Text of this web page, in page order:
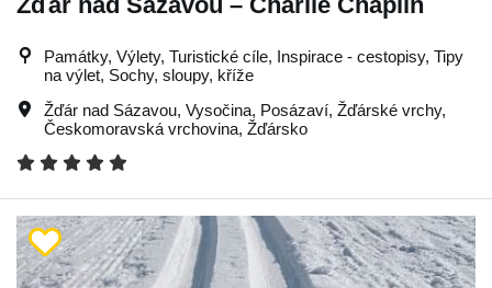
Památky, Výlety, Turistické cíle, Inspirace - cestopisy, Tipy
na výlet, Sochy, sloupy, kříže
Žďár nad Sázavou, Vysočina, Posázaví, Žďárské vrchy,
Českomoravská vrchovina, Žďársko